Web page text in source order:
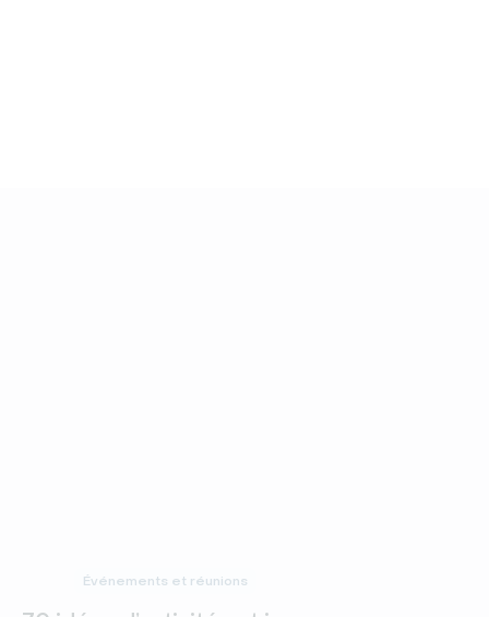
Événements et réunions